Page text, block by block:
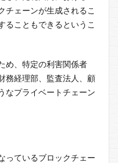
チェーンが生成されるこ
ることもできるというこ
め、特定の利害関係者
務経理部、監査法人、顧
なプライベートチェーン
っているブロックチェー